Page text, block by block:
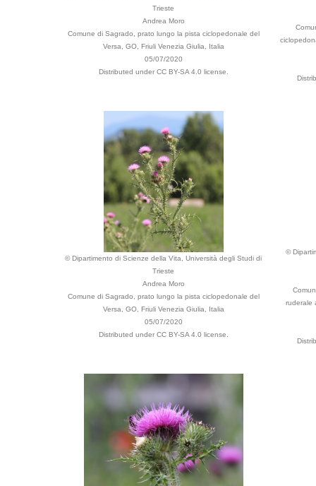
Trieste
Andrea Moro
Comune di Sagrado, prato lungo la pista ciclopedonale del
Versa, GO, Friuli Venezia Giulia, Italia
05/07/2020
Distributed under CC BY-SA 4.0 license.
© Dipartimento di Scienze della Vita, Università degli Studi di
Trieste
Andrea Moro
Comune di Sagrado, prato lungo la pista ciclopedonale del
Versa, GO, Friuli Venezia Giulia, Italia
05/07/2020
Distributed under CC BY-SA 4.0 license.
©
ruderale